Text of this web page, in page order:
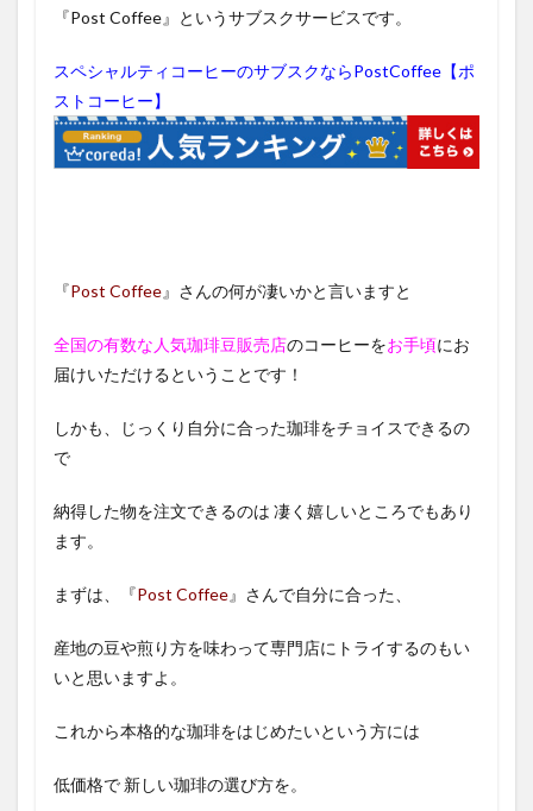
『Post Coffee』というサブスクサービスです。
スペシャルティコーヒーのサブスクならPostCoffee【ポ
ストコーヒー】
『Post Coffee』さんの何が凄いかと言いますと
全国の有数な人気珈琲豆販売店のコーヒーをお手頃にお
届けいただけるということです！
しかも、じっくり自分に合った珈琲をチョイスできるの
で
納得した物を注文できるのは 凄く嬉しいところでもあり
ます。
まずは、『Post Coffee』さんで自分に合った、
産地の豆や煎り方を味わって専門店にトライするのもい
いと思いますよ。
これから本格的な珈琲をはじめたいという方には
低価格で 新しい珈琲の選び方を。